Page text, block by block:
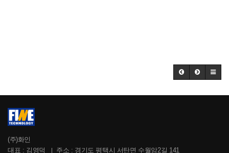
(주)화인
대표 : 김영덕
주소 : 경기도 평택시 서탄면 수월암2길 141